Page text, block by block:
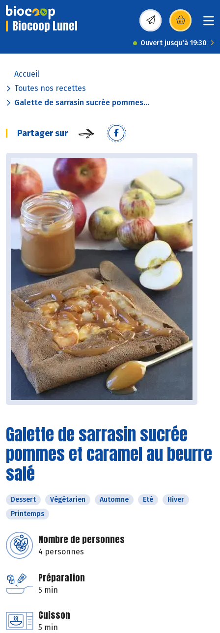
Biocoop Lunel (s’ouvre dans une
Ouvert jusqu'à 19:30
Accueil
Toutes nos recettes
Galette de sarrasin sucrée pommes...
Partager sur
Galette de sarrasin sucrée
pommes et caramel au beurre
salé
Dessert Végétarien Automne Eté
Hiver
Printemps
Nombre de personnes
4 personnes
Préparation
5 min
Cuisson
5 min